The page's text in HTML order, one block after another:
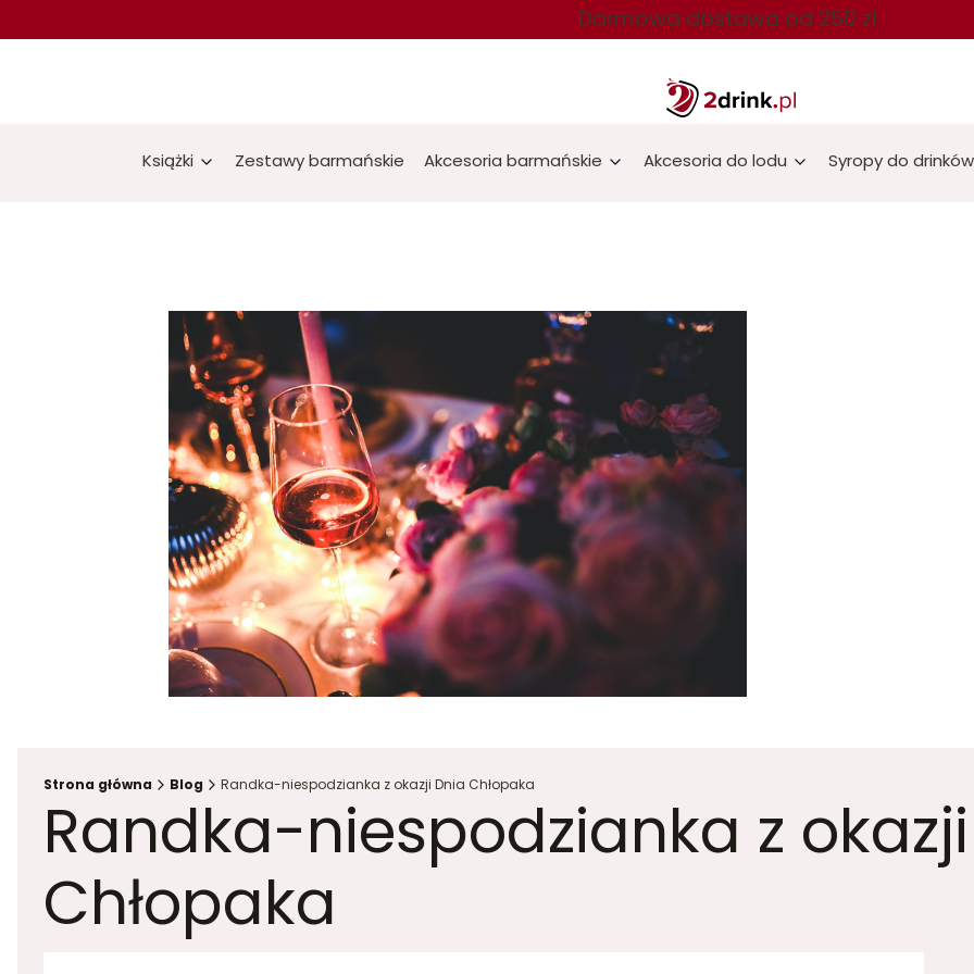
Darmowa dostawa od 250 zł
Książki Zestawy barmańskie Akcesoria barmańskie Akcesoria do lodu Syropy do drinków
Strona główna Blog Randka-niespodzianka z okazji Dnia Chłopaka
Randka-niespodzianka z
Chłopaka